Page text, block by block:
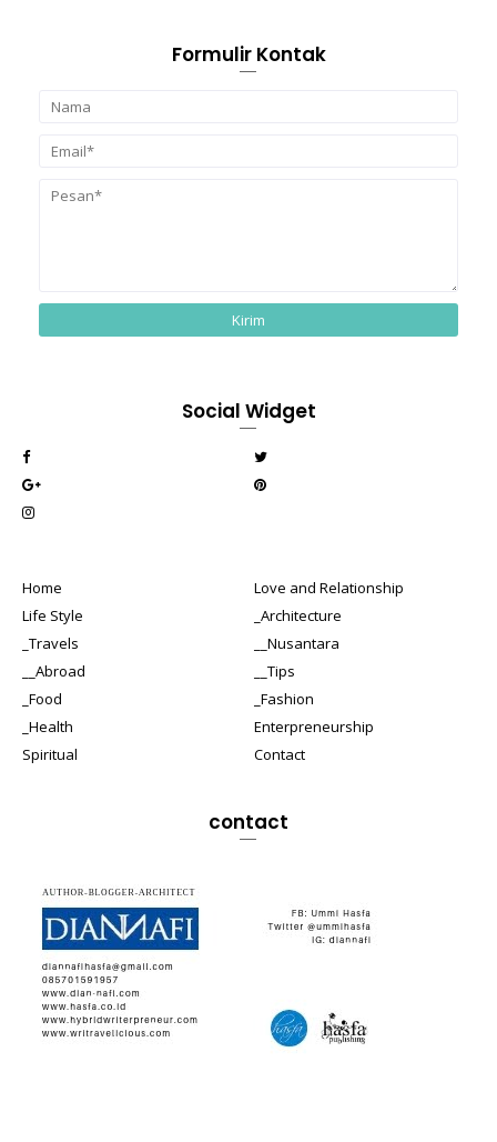
Formulir Kontak
Social Widget
Home
Love and Relationship
Life Style
_Architecture
_Travels
__Nusantara
__Abroad
__Tips
_Food
_Fashion
_Health
Enterpreneurship
Spiritual
Contact
contact